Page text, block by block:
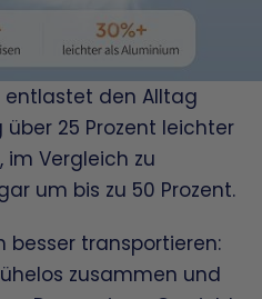
entlastet den Alltag
25 Prozent leichter
Vergleich zu
um bis zu 50 Prozent.
besser transportieren:
zusammen und